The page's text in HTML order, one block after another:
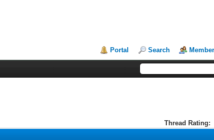
Portal Search
Thread Rating: